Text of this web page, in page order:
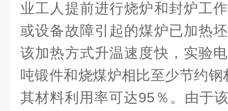
业工人提前进行烧炉和封炉工
或设备故障引起的煤炉已加热
该加热方式升温速度快，实验
吨锻件和烧煤炉相比至少节约
其材料利用率可达95％。由于